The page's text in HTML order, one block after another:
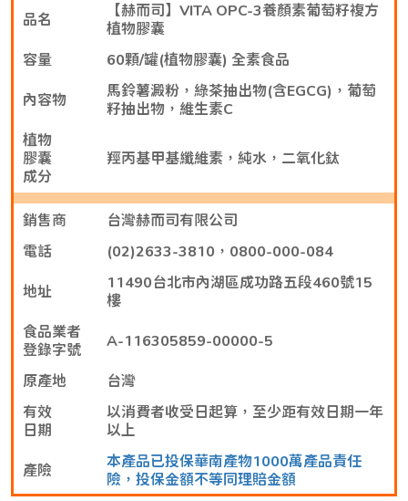
品名
【赫而司】VITA OPC-3養顏素葡萄籽複方
植物膠囊
容量
60顆/罐(植物膠囊) 全素食品
內容物
馬鈴薯澱粉，綠茶抽出物(含EGCG)，葡萄
籽抽出物，維生素C
植物
膠囊
成分
羥丙基甲基纖維素，純水，二氧化鈦
銷售商
台灣赫而司有限公司
電話
(02)2633-3810，0800-000-084
地址
11490台北市內湖區成功路五段460號15
樓
食品業者
登錄字號
A-116305859-00000-5
原產地
台灣
有效
日期
以消費者收受日起算，至少距有效日期一年
以上
產險
本產品已投保華南產物1000萬產品責任
險，投保金額不等同理賠金額